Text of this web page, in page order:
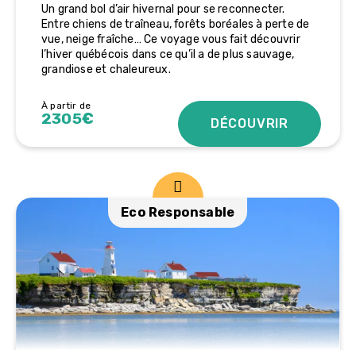
Un grand bol d’air hivernal pour se reconnecter.
Entre chiens de traîneau, forêts boréales à perte de
vue, neige fraîche… Ce voyage vous fait découvrir
l’hiver québécois dans ce qu’il a de plus sauvage,
grandiose et chaleureux.
À partir de
2305€ DÉCOUVRIR
Eco Responsable